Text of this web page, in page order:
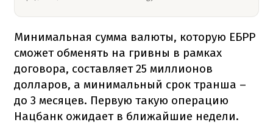
Минимальная сумма валюты, которую ЕБРР
сможет обменять на гривны в рамках
договора, составляет 25 миллионов
долларов, а минимальный срок транша –
до 3 месяцев. Первую такую операцию
Нацбанк ожидает в ближайшие недели.